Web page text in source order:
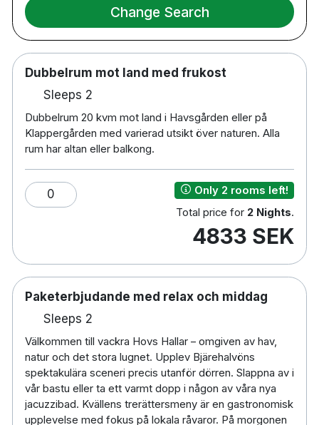
Husdjur är välkomna mot en avgift
Extrasäng kan bokas mot en avgift
Gratis parkering och laddplatser för elbil finns.
Cirka 15 minuters bilresa till Båstad station.
Cirka 30 minuters bilresa till Ängelholm-
Helsingborg Airport.
Change Search
Dubbelrum mot land med frukost
Sleeps 2
Dubbelrum 20 kvm mot land i Havsgården eller på
Klappergården med varierad utsikt över naturen. Alla
rum har altan eller balkong.
0
Only 2 rooms left!
Total price for 2 Nights.
4833 SEK
Paketerbjudande med relax och middag
Sleeps 2
Välkommen till vackra Hovs Hallar – omgiven av hav,
natur och det stora lugnet. Upplev Bjärehalvöns
spektakulära sceneri precis utanför dörren. Slappna av i
vår bastu eller ta ett varmt dopp i någon av våra nya
jacuzzibad. Kvällens trerättersmeny är en gastronomisk
upplevelse med fokus på lokala råvaror. På morgonen